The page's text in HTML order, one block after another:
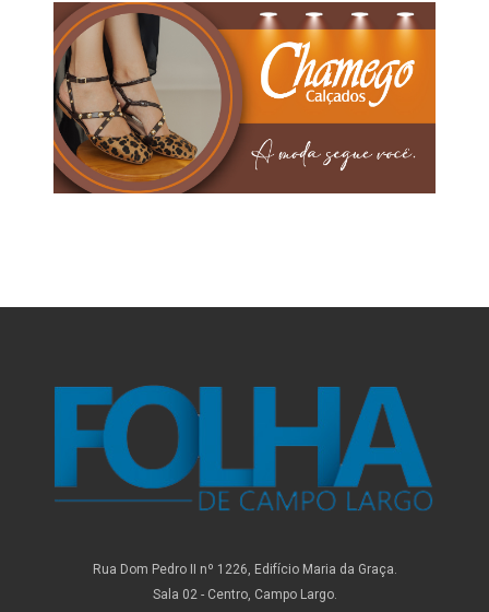
Rua Dom Pedro II nº 1226, Edifício Maria da Graça.
Sala 02 - Centro, Campo Largo.